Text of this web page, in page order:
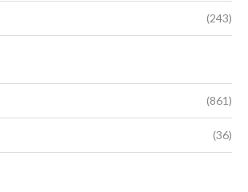
(243)
(861)
(36)